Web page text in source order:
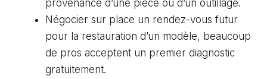
provenance d’une pièce ou d’un outillage.
Négocier sur place un rendez-vous futur
pour la restauration d’un modèle, beaucoup
de pros acceptent un premier diagnostic
gratuitement.